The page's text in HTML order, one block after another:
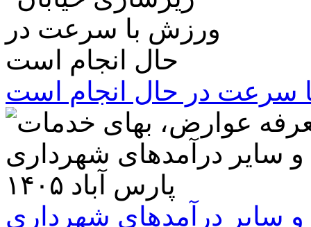
سرعت در حال انجام است
سایر درآمدهای شهرداری